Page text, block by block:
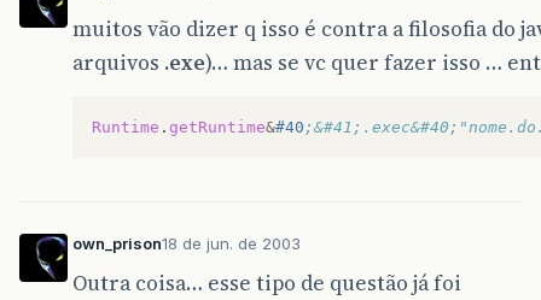
muitos vão dizer q isso é contra a filosofia do
arquivos .exe)… mas se vc quer fazer isso …
Runtime . getRuntime&#40
own_prison18 de jun. de 2003
Outra coisa… esse tipo de questão já foi